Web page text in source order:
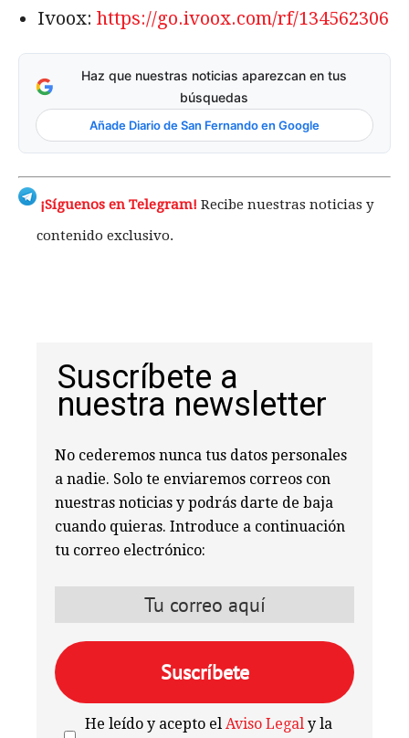
Ivoox: https://go.ivoox.com/rf/134562306
Haz que nuestras noticias aparezcan en tus
búsquedas
Añade Diario de San Fernando en Google
¡Síguenos en Telegram! Recibe nuestras noticias y
contenido exclusivo.
Suscríbete a
nuestra newsletter
No cederemos nunca tus datos personales
a nadie. Solo te enviaremos correos con
nuestras noticias y podrás darte de baja
cuando quieras. Introduce a continuación
tu correo electrónico:
He leído y acepto elAviso Legal y la